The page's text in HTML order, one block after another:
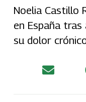
Noelia Castillo
en España
su dolor